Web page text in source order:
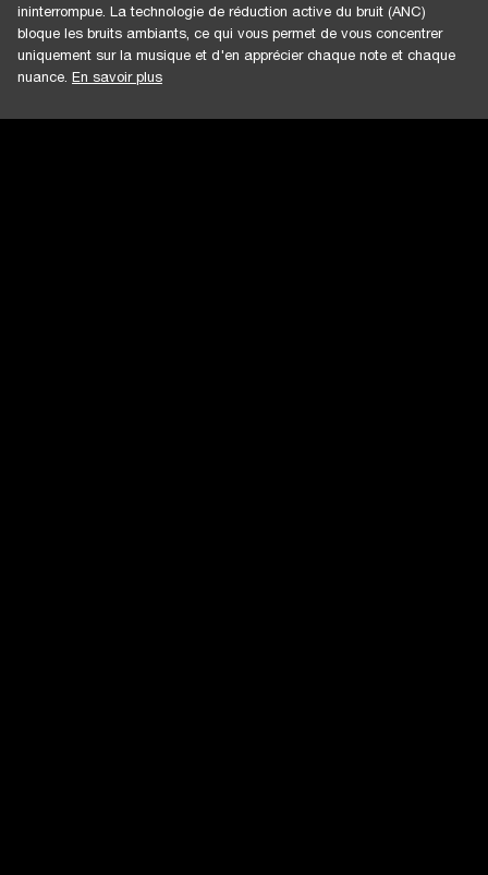
ininterrompue. La technologie de réduction active du bruit (ANC)
bloque les bruits ambiants, ce qui vous permet de vous concentrer
uniquement sur la musique et d'en apprécier chaque note et chaque
nuance. En savoir plus